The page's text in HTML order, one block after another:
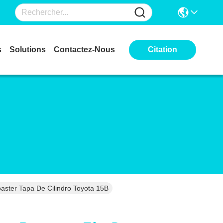
Solutions Contactez-Nous Citation
Tapa De Cilindro Toyota 15B